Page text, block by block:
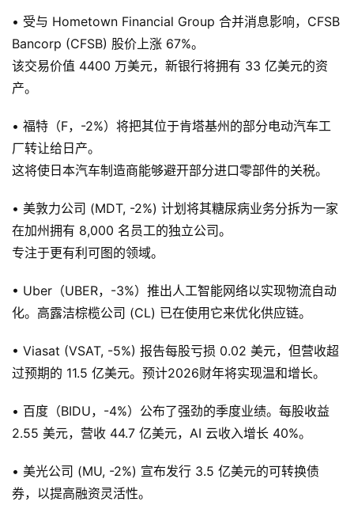
• 受与 Hometown Financial Group 合并消息影响，CFSB
Bancorp (CFSB) 股价上涨 67%。
该交易价值 4400 万美元，新银行将拥有 33 亿美元的资
产。
• 福特（F，-2%）将把其位于肯塔基州的部分电动汽车工
厂转让给日产。
这将使日本汽车制造商能够避开部分进口零部件的关税。
• 美敦力公司 (MDT, -2%) 计划将其糖尿病业务分拆为一家
在加州拥有 8,000 名员工的独立公司。
专注于更有利可图的领域。
• Uber（UBER，-3%）推出人工智能网络以实现物流自动
化。高露洁棕榄公司 (CL) 已在使用它来优化供应链。
• Viasat (VSAT, -5%) 报告每股亏损 0.02 美元，但营收超
过预期的 11.5 亿美元。预计2026财年将实现温和增长。
• 百度（BIDU，-4%）公布了强劲的季度业绩。每股收益
2.55 美元，营收 44.7 亿美元，AI 云收入增长 40%。
• 美光公司 (MU, -2%) 宣布发行 3.5 亿美元的可转换债
券，以提高融资灵活性。